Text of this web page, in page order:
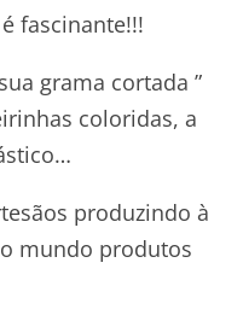
fascinante!!!
grama cortada ”
coloridas, a
produzindo à
mundo produtos